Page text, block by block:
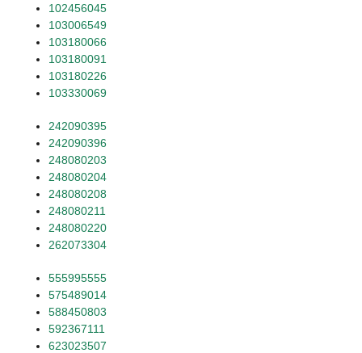
102456045
103006549
103180066
103180091
103180226
103330069
242090395
242090396
248080203
248080204
248080208
248080211
248080220
262073304
555995555
575489014
588450803
592367111
623023507